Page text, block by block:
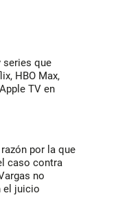
series que
HBO Max,
TV en
por la que
caso contra
no
el juicio